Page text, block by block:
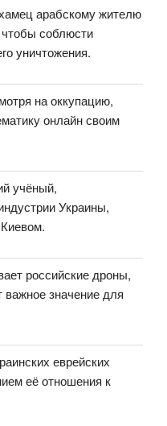
арабскому жителю
соблюсти
уничтожения.
на оккупацию,
онлайн своим
учёный,
Украины,
российские дроны,
значение для
еврейских
её отношения к